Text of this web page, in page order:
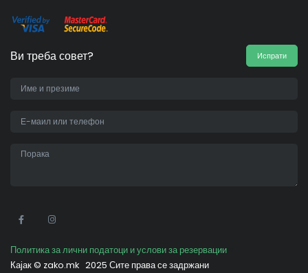
Ви треба совет? Испрати
Политика за лични податоци и услови за резервации
Кајак © zako.mk 2025 Сите права се задржани